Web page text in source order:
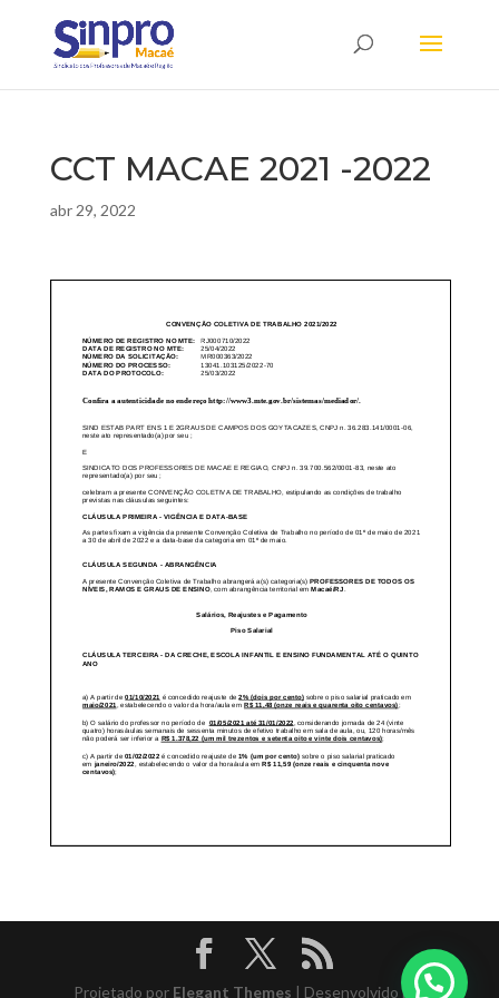
CCT MACAE 2021 -2022
abr 29, 2022
Projetado por Elegant Themes | Desenvolvido por